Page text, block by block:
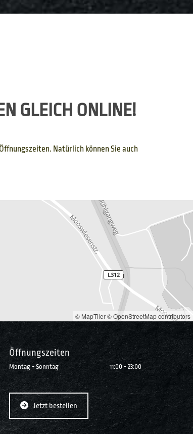
GLEICH ONLINE!
Natürlich können Sie auch
© MapTiler© OpenStreetMap contributors
Öffnungszeiten
Montag - Sonntag 11:00 - 23:00
Jetzt bestellen